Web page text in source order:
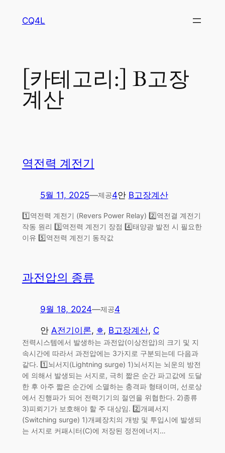
CQ4L
[카테고리:] B고장
계산
역전력 계전기
5월 11, 2025—제공4안 B고장계산
1️⃣역전력 계전기 (Revers Power Relay) 2️⃣역전결 계전기
작동 원리 3️⃣역전력 계전기 장점 4️⃣태양광 발전 시 필요한
이유 5️⃣역전력 계전기 동작값
과전압의 종류
9월 18, 2024—제공4
안 A전기이론, ✵, B고장계산, C
전력시스템에서 발생하는 과전압(이상전압)의 크기 및 지
속시간에 따라서 과전압에는 3가지로 구분되는데 다음과
같다. 1️⃣뇌서지(Lightning surge) 1)뇌서지는 뇌운의 방전
에 의해서 발생되는 서지로, 극히 짧은 순간 파고값에 도달
한 후 아주 짧은 순간에 소멸하는 충격파 형태이며, 선로상
에서 진행파가 되어 전력기기의 절연을 위협한다. 2)종류
3)피뢰기가 보호해야 할 주 대상임. 2️⃣개폐서지
(Switching surge) 1)개폐장치의 개방 및 투입시에 발생되
는 서지로 커패시터(C)에 저장된 정전에너지…